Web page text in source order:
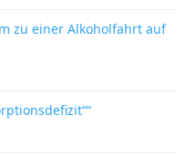
zu einer Alkoholfahrt auf